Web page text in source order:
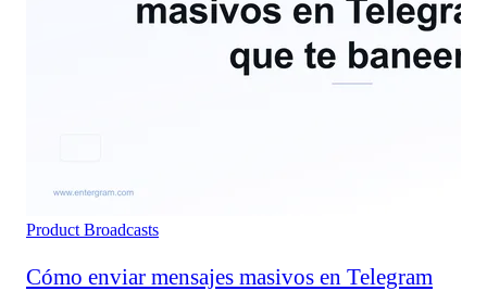
Product Broadcasts
Cómo enviar mensajes masivos en Telegram